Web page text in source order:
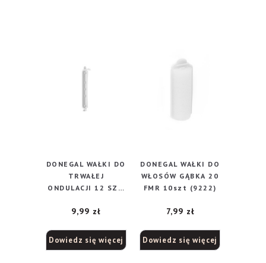
DONEGAL WAŁKI DO
TRWAŁEJ
ONDULACJI 12 SZT
9,99 zł
Dowiedz się więcej
DONEGAL WAŁKI DO
WŁOSÓW GĄBKA 20
FMR 10szt (9222)
7,99 zł
Dowiedz się więcej